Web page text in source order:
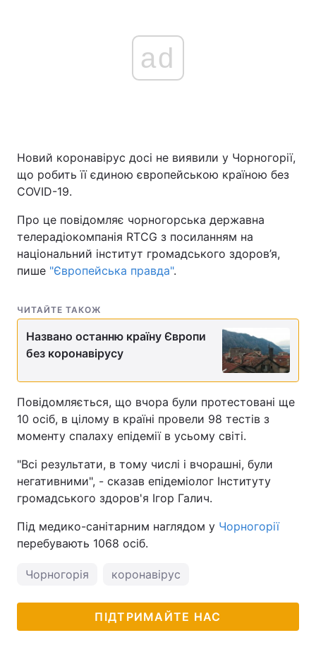
ad
Новий коронавірус досі не виявили у Чорногорії,
що робить її єдиною європейською країною без
COVID-19.
Про це повідомляє чорногорська державна
телерадіокомпанія RTCG з посиланням на
національний інститут громадського здоров’я,
пише "Європейська правда".
ЧИТАЙТЕ ТАКОЖ
Названо останню країну Європи
без коронавірусу
Повідомляється, що вчора були протестовані ще
10 осіб, в цілому в країні провели 98 тестів з
моменту спалаху епідемії в усьому світі.
"Всі результати, в тому числі і вчорашні, були
негативними", - сказав епідеміолог Інституту
громадського здоров'я Ігор Галич.
Під медико-санітарним наглядом у Чорногорії
перебувають 1068 осіб.
Чорногорія коронавірус
ПІДТРИМАЙТЕ НАС